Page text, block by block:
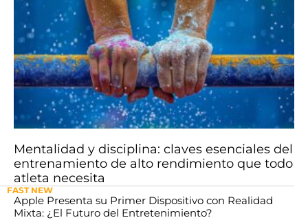
Mentalidad y disciplina: claves esenciales del
entrenamiento de alto rendimiento que todo
atleta necesita
FAST NEW
Apple Presenta su Primer Dispositivo con Realidad
Mixta: ¿El Futuro del Entretenimiento?